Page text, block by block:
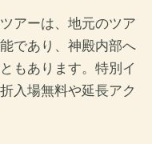
アーは、地元のツア
であり、神殿内部へ
もあります。特別イ
入場無料や延長アク